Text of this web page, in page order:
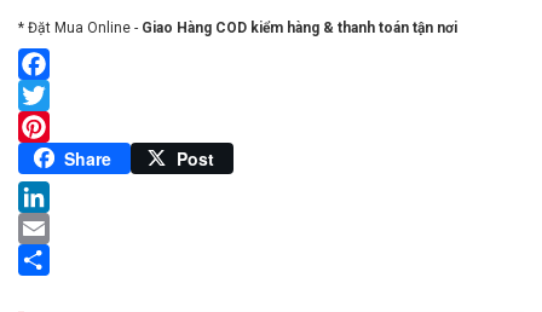
* Đặt Mua Online - Giao Hàng COD kiểm hàng & thanh toán tận nơi
Facebook
Twitter
Pinterest
Share Post
LinkedIn
Email